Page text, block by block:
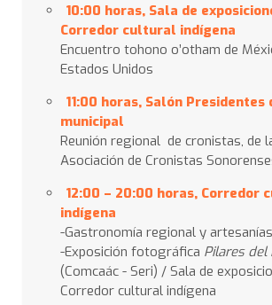
10:00 horas, Sala de
Corredor cultural indígena
Encuentro tohono o’otham de
Estados Unidos
11:00 horas, Salón Presidentes
municipal
Reunión regional de cronistas, de
Asociación de Cronistas
12:00 – 20:00 horas, Corredor
indígena
-Gastronomía regional y artesanías
-Exposición fotográfica Pilares
(Comcaác - Seri) / Sala de
Corredor cultural indígena